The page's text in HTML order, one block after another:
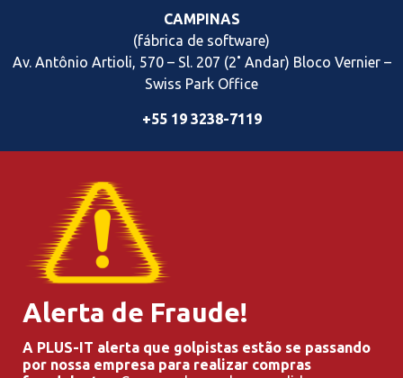
CAMPINAS
(fábrica de software)
Av. Antônio Artioli, 570 – Sl. 207 (2˚ Andar) Bloco Vernier –
Swiss Park Office
+55 19 3238-7119
Alerta de Fraude!
A PLUS-IT alerta que golpistas estão se passando
por nossa empresa para realizar compras